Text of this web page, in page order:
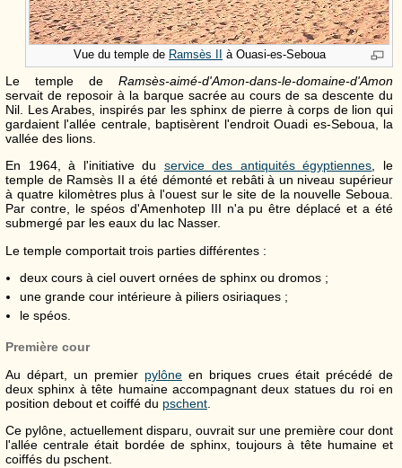
Vue du temple de Ramsès II à Ouasi-es-Seboua
Le temple de Ramsès-aimé-d'Amon-dans-le-domaine-d'Amon
servait de reposoir à la barque sacrée au cours de sa descente du
Nil. Les Arabes, inspirés par les sphinx de pierre à corps de lion qui
gardaient l'allée centrale, baptisèrent l'endroit Ouadi es-Seboua, la
vallée des lions.
En 1964, à l'initiative du service des antiquités égyptiennes , le
temple de Ramsès II a été démonté et rebâti à un niveau supérieur
à quatre kilomètres plus à l'ouest sur le site de la nouvelle Seboua.
Par contre, le spéos d'Amenhotep III n'a pu être déplacé et a été
submergé par les eaux du lac Nasser.
Le temple comportait trois parties différentes :
deux cours à ciel ouvert ornées de sphinx ou dromos ;
une grande cour intérieure à piliers osiriaques ;
le spéos.
Première cour
Au départ, un premier pylône en briques crues était précédé de
deux sphinx à tête humaine accompagnant deux statues du roi en
position debout et coiffé du pschent
Ce pylône, actuellement disparu, ouvrait sur une première cour dont
l'allée centrale était bordée de sphinx, toujours à tête humaine et
coiffés du pschent.